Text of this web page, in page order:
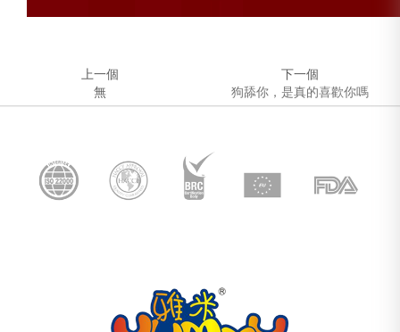
上一個
無
下一個
狗舔你，是真的喜歡你嗎